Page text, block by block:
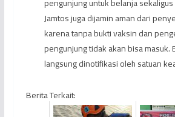
Jamtos juga dijamin aman dari
karena tanpa bukti vaksin dan
pengunjung tidak akan bisa masuk.
langsung dinotifikasi oleh satuan
Berita Terkait: